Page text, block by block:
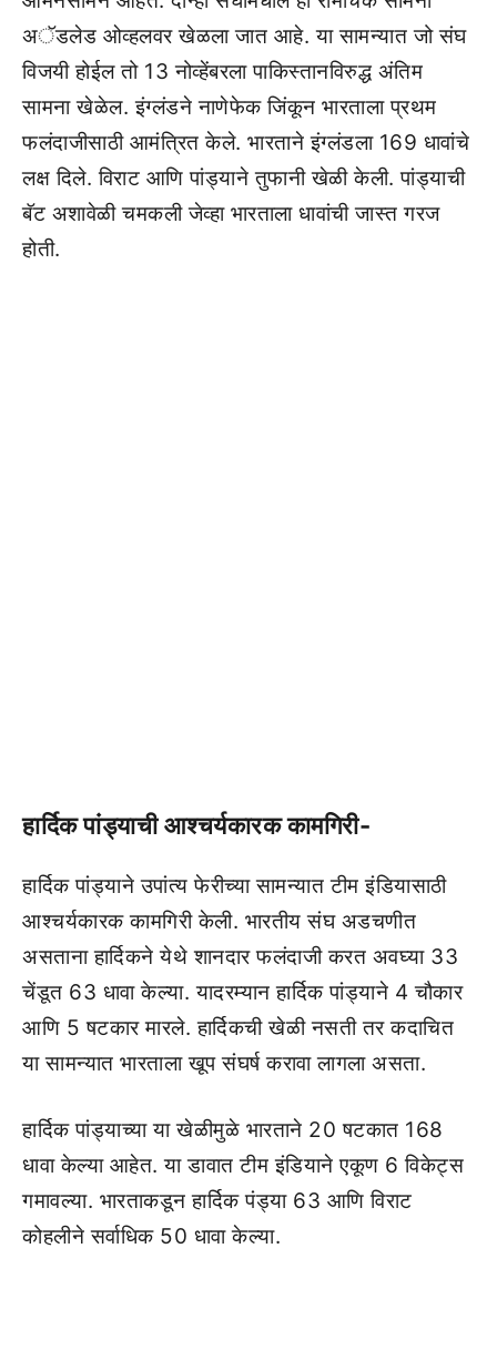
अॅडलेड ओव्हलवर खेळला जात आहे. या सामन्यात जो संघ
विजयी होईल तो 13 नोव्हेंबरला पाकिस्तानविरुद्ध अंतिम
सामना खेळेल. इंग्लंडने नाणेफेक जिंकून भारताला प्रथम
फलंदाजीसाठी आमंत्रित केले. भारताने इंग्लंडला 169 धावांचे
लक्ष दिले. विराट आणि पांड्याने तुफानी खेळी केली. पांड्याची
बॅट अशावेळी चमकली जेव्हा भारताला धावांची जास्त गरज
होती.
हार्दिक पांड्याची आश्चर्यकारक कामगिरी-
हार्दिक पांड्याने उपांत्य फेरीच्या सामन्यात टीम इंडियासाठी
आश्चर्यकारक कामगिरी केली. भारतीय संघ अडचणीत
असताना हार्दिकने येथे शानदार फलंदाजी करत अवघ्या 33
चेंडूत 63 धावा केल्या. यादरम्यान हार्दिक पांड्याने 4 चौकार
आणि 5 षटकार मारले. हार्दिकची खेळी नसती तर कदाचित
या सामन्यात भारताला खूप संघर्ष करावा लागला असता.
हार्दिक पांड्याच्या या खेळीमुळे भारताने 20 षटकात 168
धावा केल्या आहेत. या डावात टीम इंडियाने एकूण 6 विकेट्स
गमावल्या. भारताकडून हार्दिक पंड्या 63 आणि विराट
कोहलीने सर्वाधिक 50 धावा केल्या.